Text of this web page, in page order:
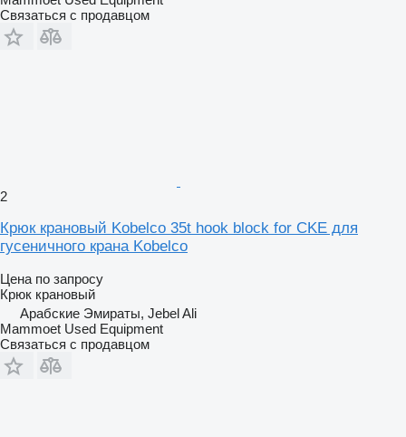
Связаться с продавцом
2
Крюк крановый Kobelco 35t hook block for CKE для
гусеничного крана Kobelco
Цена по запросу
Крюк крановый
Арабские Эмираты, Jebel Ali
Mammoet Used Equipment
Связаться с продавцом